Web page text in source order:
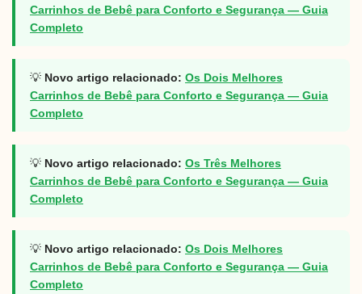
Carrinhos de Bebê para Conforto e Segurança — Guia
Completo
💡 Novo artigo relacionado: Os Dois Melhores
Carrinhos de Bebê para Conforto e Segurança — Guia
Completo
💡 Novo artigo relacionado: Os Três Melhores
Carrinhos de Bebê para Conforto e Segurança — Guia
Completo
💡 Novo artigo relacionado: Os Dois Melhores
Carrinhos de Bebê para Conforto e Segurança — Guia
Completo